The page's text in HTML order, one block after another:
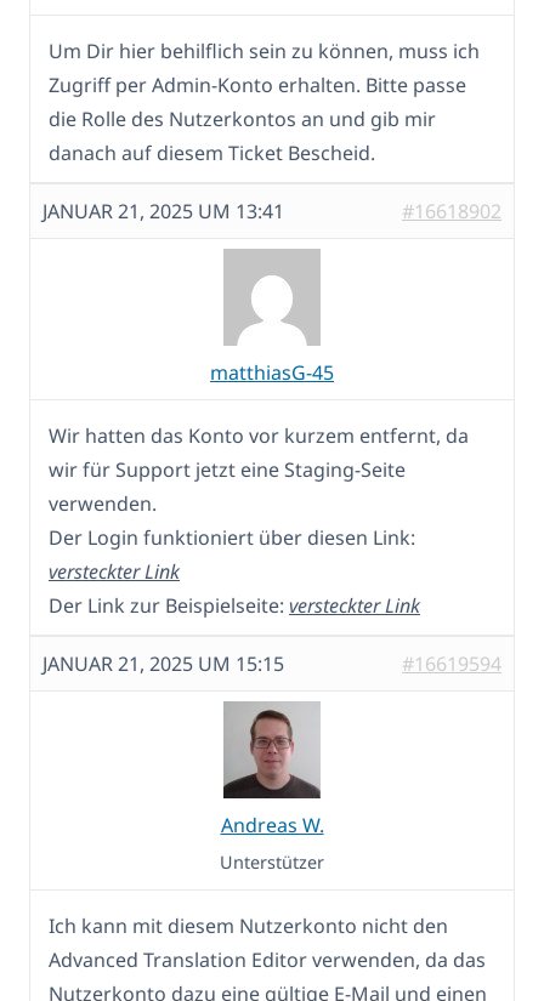
Um Dir hier behilflich sein zu können, muss ich
Zugriff per Admin-Konto erhalten. Bitte passe
die Rolle des Nutzerkontos an und gib mir
danach auf diesem Ticket Bescheid.
JANUAR 21, 2025 UM 13:41 #16618902
matthiasG-45
Wir hatten das Konto vor kurzem entfernt, da
wir für Support jetzt eine Staging-Seite
verwenden.
Der Login funktioniert über diesen Link:
versteckter Link
Der Link zur Beispielseite: versteckter Link
JANUAR 21, 2025 UM 15:15 #16619594
Andreas W.
Unterstützer
Ich kann mit diesem Nutzerkonto nicht den
Advanced Translation Editor verwenden, da das
Nutzerkonto dazu eine gültige E-Mail und einen